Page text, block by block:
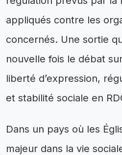
appliqués contre les
concernés. Une sortie
nouvelle fois le débat
liberté d’expression,
et stabilité sociale en
Dans un pays où les
majeur dans la vie